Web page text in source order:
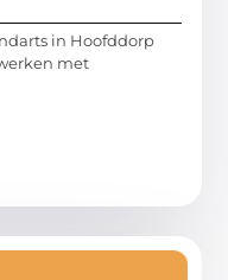
in Hoofddorp
met